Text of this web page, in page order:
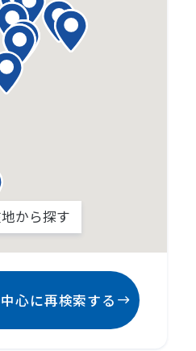
から探す
心に再検索する